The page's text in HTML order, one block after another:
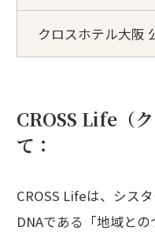
クロスホテル大阪
CROSS Life（
て：
CROSS Lifeは、シス
DNAである「地域と